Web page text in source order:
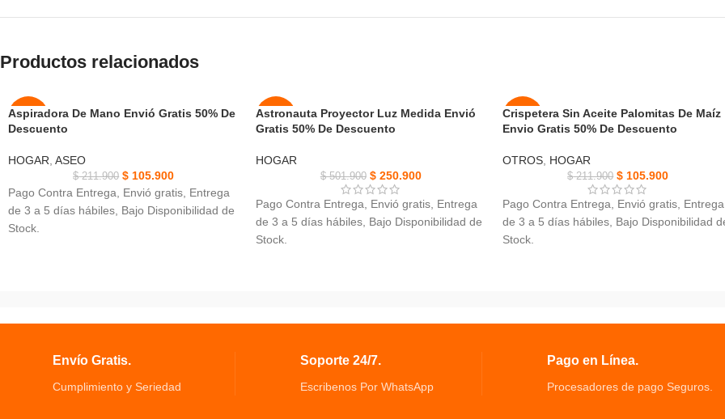
Productos relacionados
-50%
NUEVO
Aspiradora De Mano Envió Gratis 50% De
Descuento
HOGAR ASEO
$211.900 $ 105.900
Pago Contra Entrega, Envió gratis, Entrega
de 3 a 5 días hábiles, Bajo Disponibilidad de
Stock.
-50%
NUEVO
Astronauta Proyector Luz Medida Envió
Gratis 50% De Descuento
HOGAR
$501.900 $250.900
Pago Contra Entrega, Envió gratis, Entrega
de 3 a 5 días hábiles, Bajo Disponibilidad de
Stock.
-50%
NUEVO
Crispetera Sin Aceite Palomitas De Maíz
Envio Gratis 50% De Descuento
OTROS HOGAR
$211.900 $ 105.900
Pago Contra Entrega, Envió gratis, Entrega
de 3 a 5 días hábiles, Bajo Disponibilidad
Stock.
de la máquina de palomitas de maíz.
Envío Gratis.
Cumplimiento y Seriedad
Soporte 24/7.
Escribenos Por WhatsApp
Pago en Línea.
Procesadores de pago Seguros.